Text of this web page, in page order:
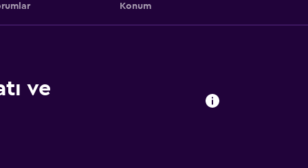
Konum
ve